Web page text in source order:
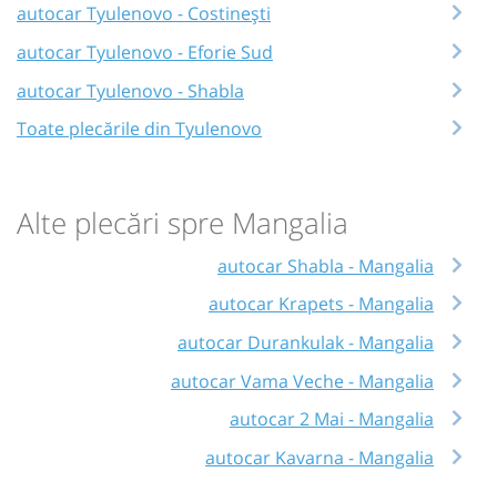
autocar Tyulenovo - Costinești
autocar Tyulenovo - Eforie Sud
autocar Tyulenovo - Shabla
Toate plecările din Tyulenovo
Alte plecări spre Mangalia
autocar Shabla - Mangalia
autocar Krapets - Mangalia
autocar Durankulak - Mangalia
autocar Vama Veche - Mangalia
autocar 2 Mai - Mangalia
autocar Kavarna - Mangalia